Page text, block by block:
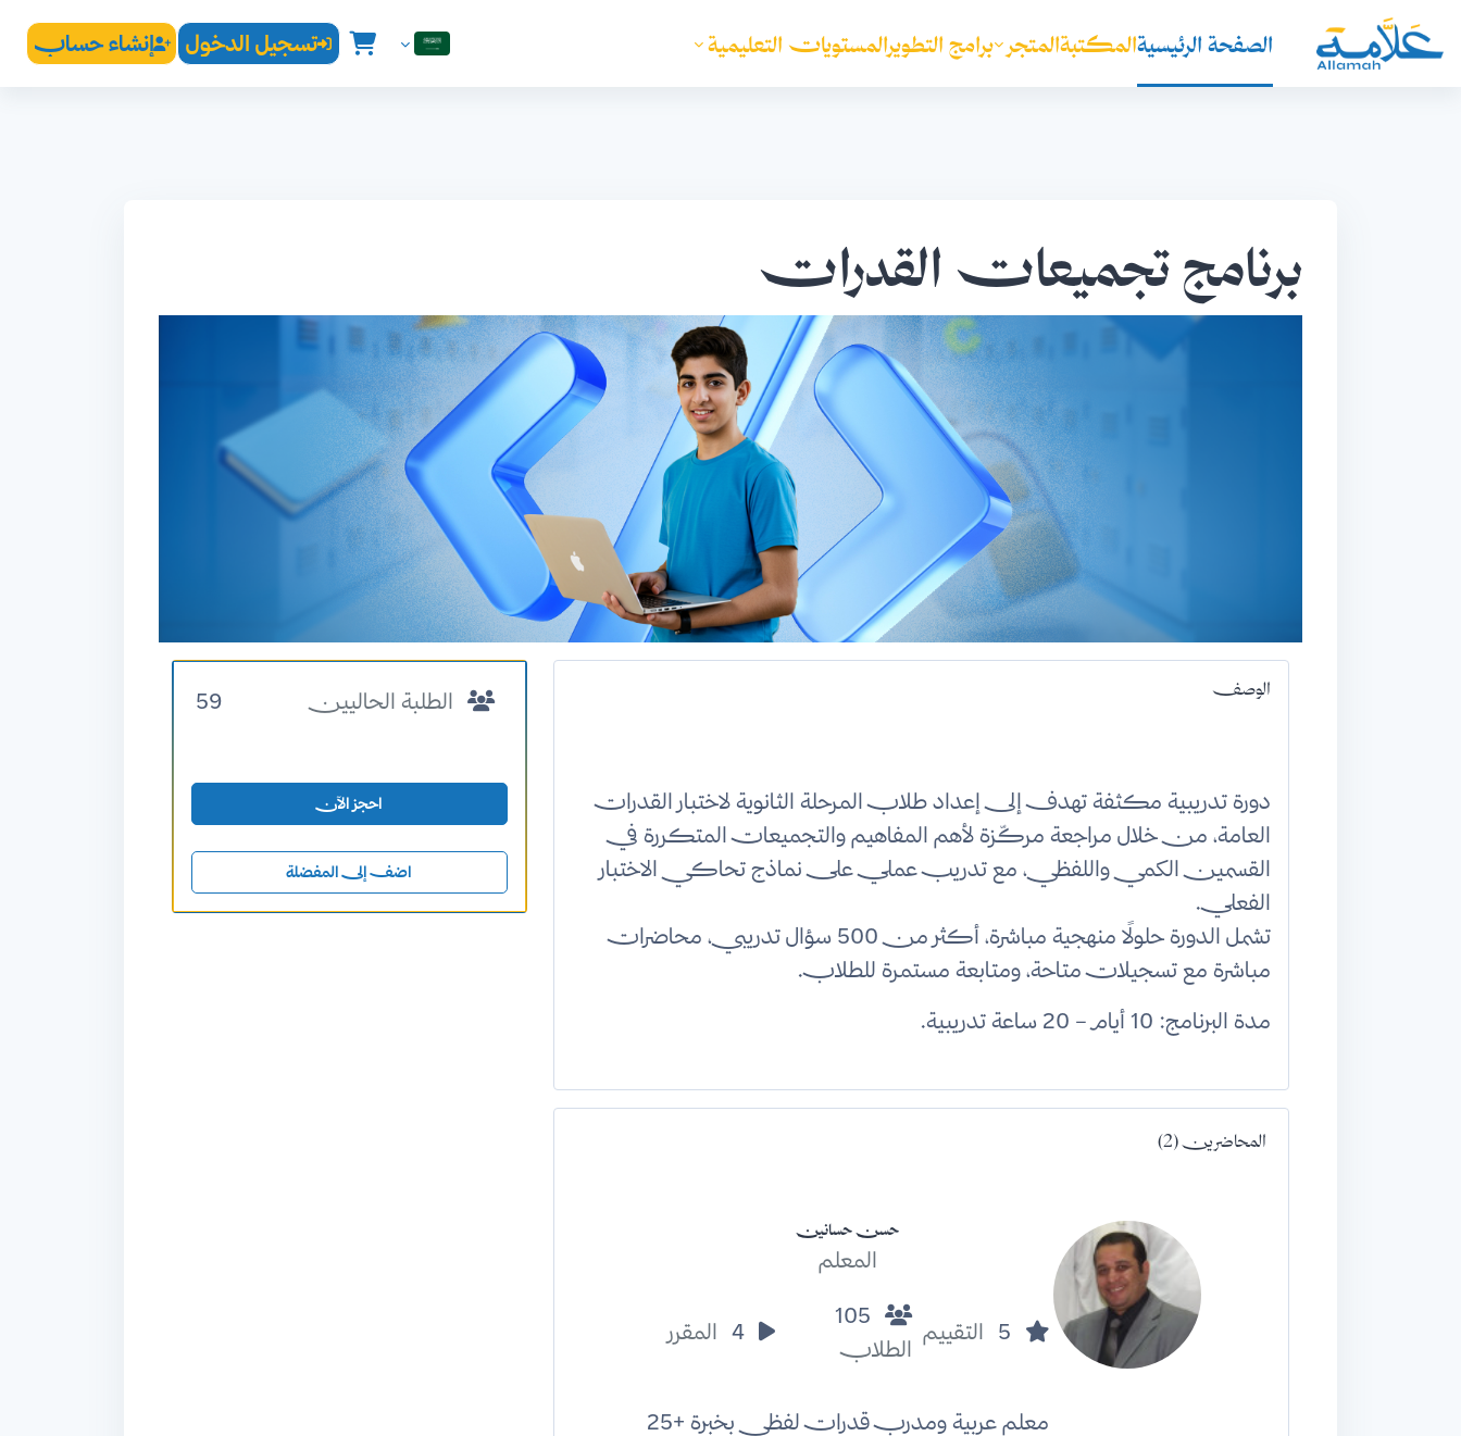
تخطى إلى المحتوى الرئيسي
الصفحة الرئيسيةالمكتبةالمتجر برامج التطويرالمستويات التعليمية العربية ‎(ar)‎ تسجيل الدخول إنشاء حساب
برنامج تجميعات القدرات
الطلبة الحاليين 59
احجز الآن
اضف إلى المفضلة
الوصف
دورة تدريبية مكثفة تهدف إلى إعداد طلاب المرحلة الثانوية لاختبار القدرات
العامة، من خلال مراجعة مركّزة لأهم المفاهيم والتجميعات المتكررة في
القسمين الكمي واللفظي، مع تدريب عملي على نماذج تحاكي الاختبار
الفعلي.
تشمل الدورة حلولًا منهجية مباشرة، أكثر من 500 سؤال تدريبي، محاضرات
مباشرة مع تسجيلات متاحة، ومتابعة مستمرة للطلاب.
مدة البرنامج: 10 أيام – 20 ساعة تدريبية.
المحاضرين (2)
حسن حسانين
المعلم
5 التقييم
105
الطلاب
4 المقرر
معلم عربية ومدرب قدرات لفظي بخبرة +25